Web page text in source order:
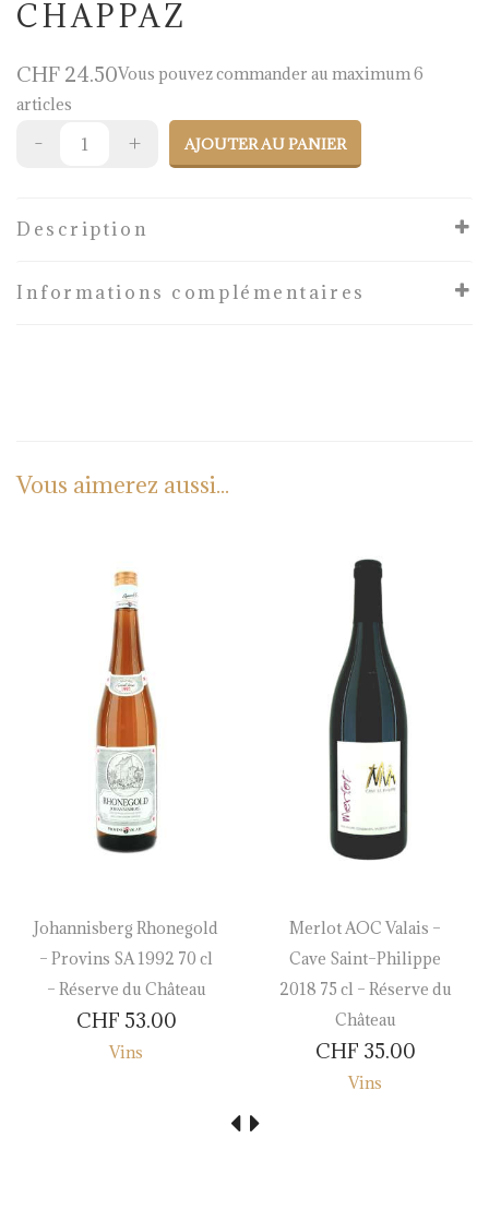
CHAPPAZ
CHF 24.50Vous pouvez commander au maximum 6
articles
AJOUTER AU PANIER
Description
Informations complémentaires
Vous aimerez aussi...
Johannisberg Rhonegold
– Provins SA 1992 70 cl
– Réserve du Château
CHF 53.00
Vins
Merlot AOC Valais –
Cave Saint–Philippe
2018 75 cl – Réserve du
Château
CHF 35.00
Vins